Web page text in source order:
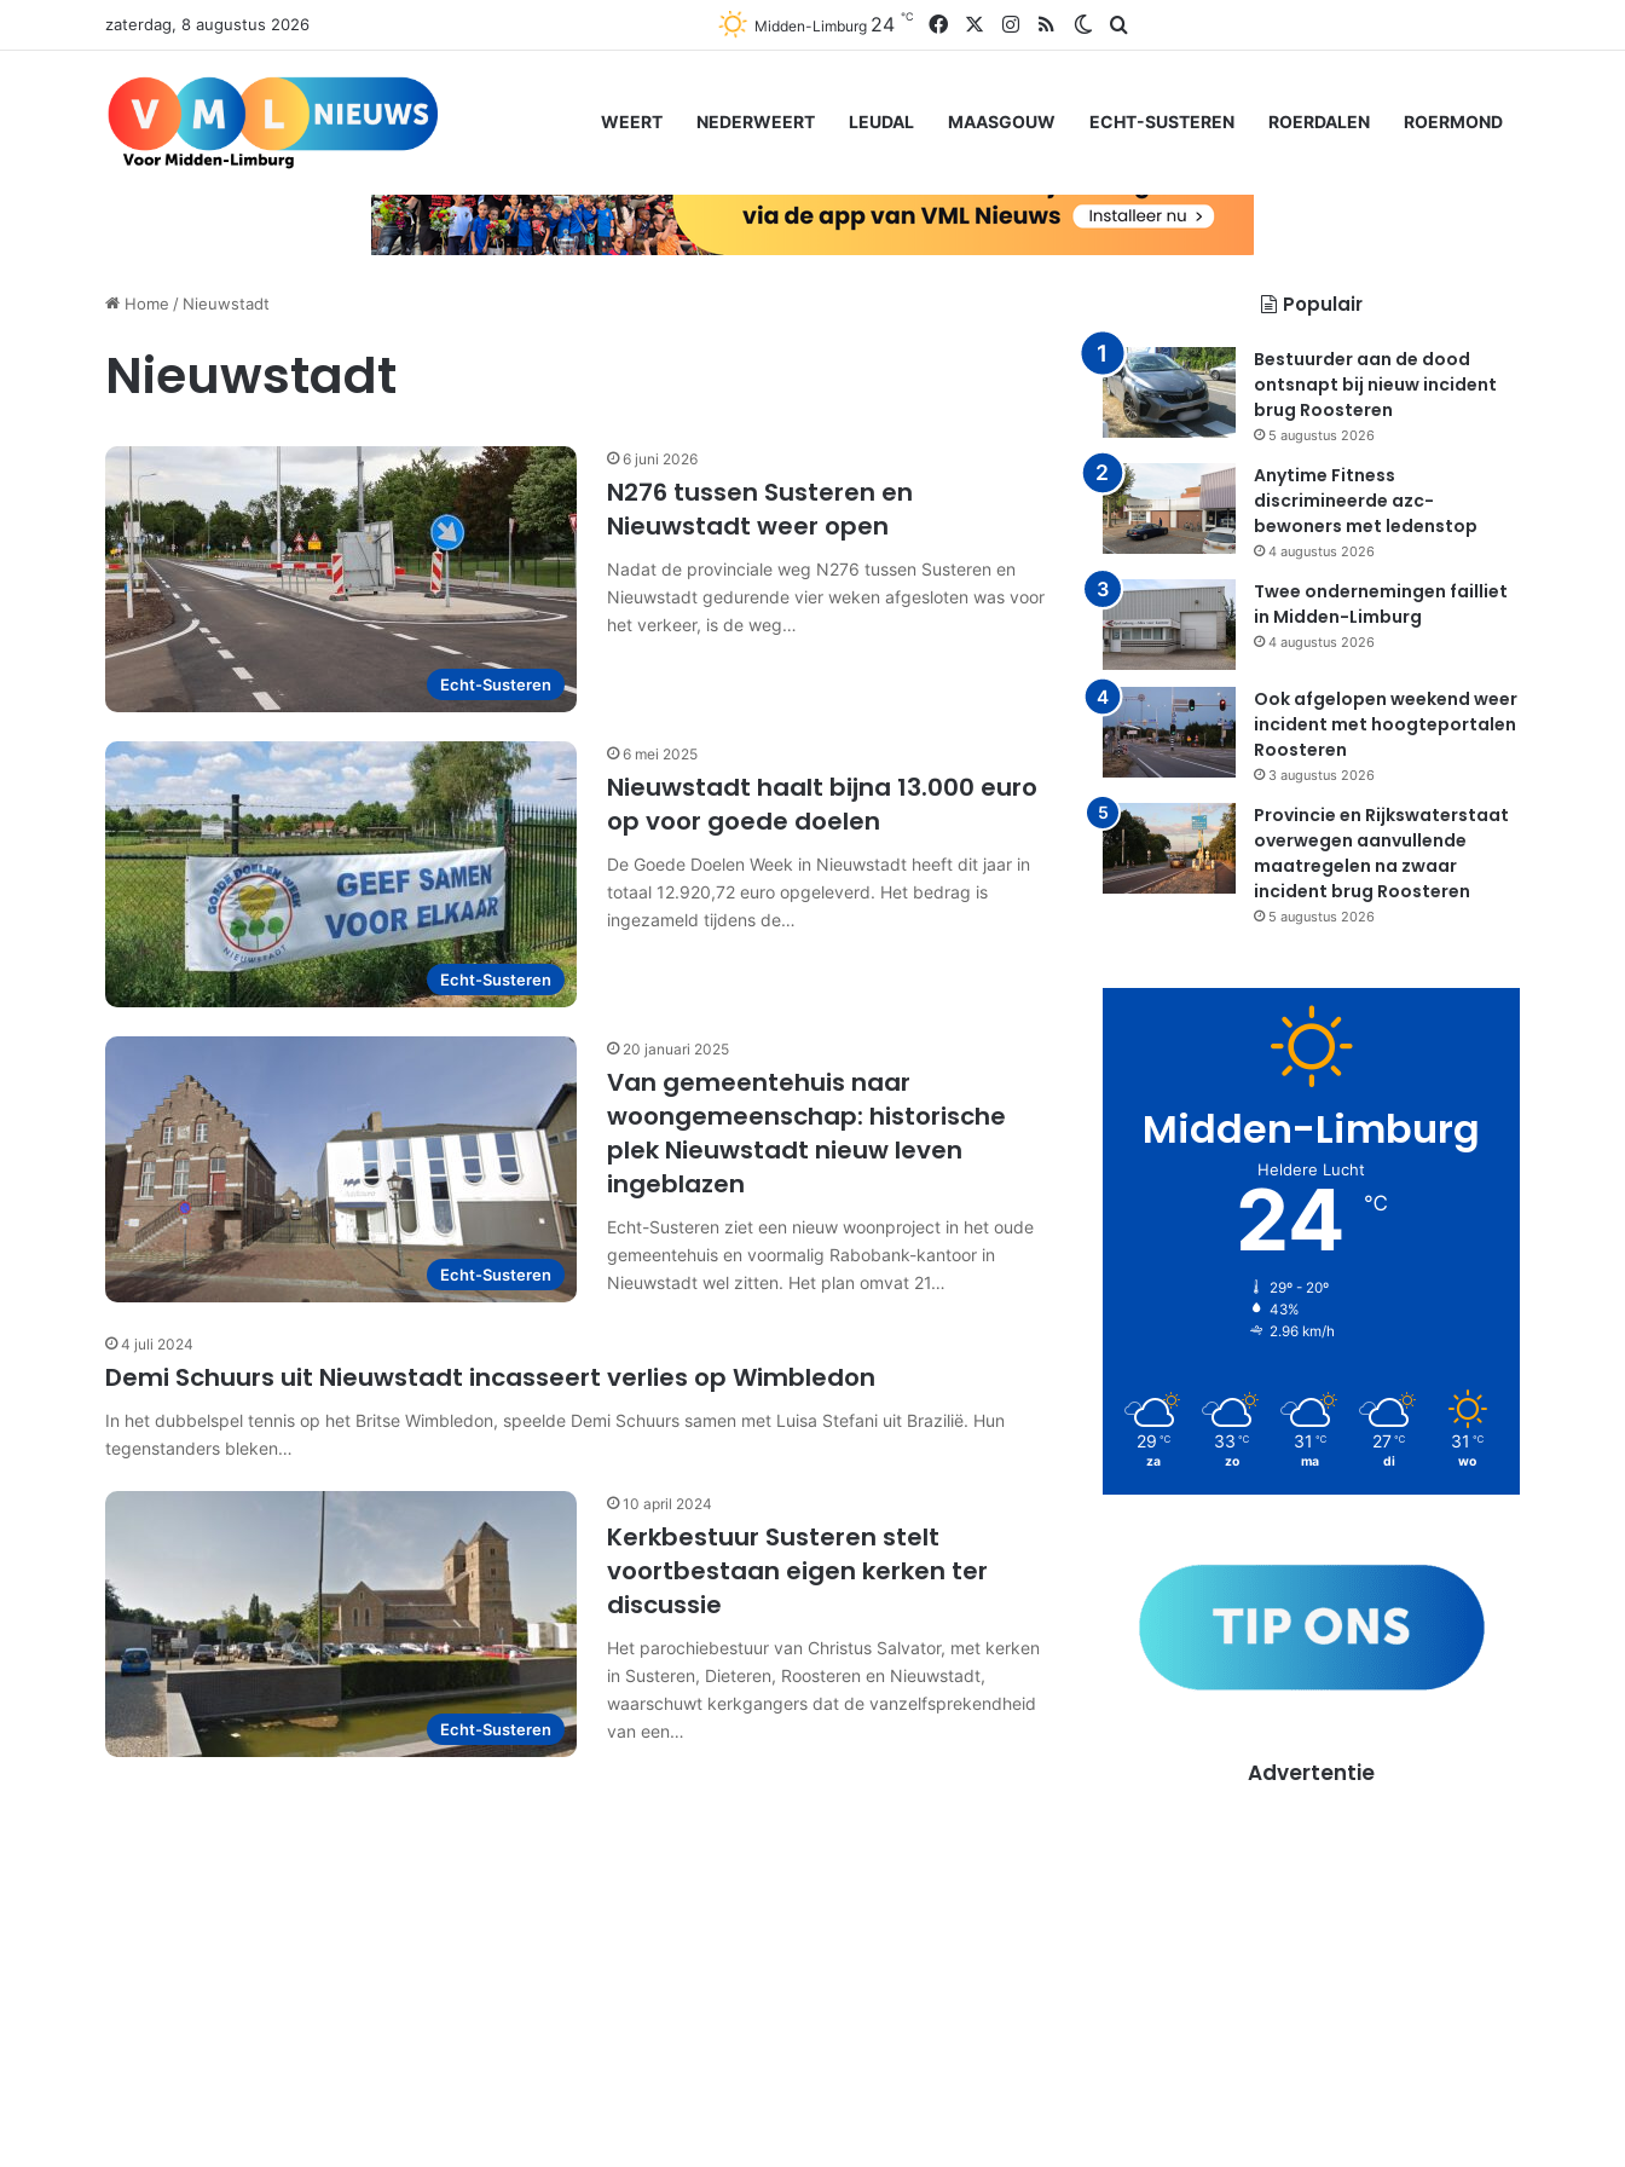
zaterdag, 8 augustus 2026 Midden-Limburg 24 ℃ FacebookInstagram
RSSSwitch skin
WEERT NEDERWEERT LEUDAL MAASGOUW ECHT-SUSTEREN ROERDALEN ROERMOND
Home / Nieuwstadt
Nieuwstadt
Echt-Susteren
6 juni 2026
N276 tussen Susteren en
Nieuwstadt weer open
Nadat de provinciale weg N276 tussen Susteren en
Nieuwstadt gedurende vier weken afgesloten was voor
het verkeer, is de weg…
Echt-Susteren
6 mei 2025
Nieuwstadt haalt bijna 13.000 euro
op voor goede doelen
De Goede Doelen Week in Nieuwstadt heeft dit jaar in
totaal 12.920,72 euro opgeleverd. Het bedrag is
ingezameld tijdens de…
Echt-Susteren
20 januari 2025
Van gemeentehuis naar
woongemeenschap: historische
plek Nieuwstadt nieuw leven
ingeblazen
Echt-Susteren ziet een nieuw woonproject in het oude
gemeentehuis en voormalig Rabobank-kantoor in
Nieuwstadt wel zitten. Het plan omvat 21…
4 juli 2024
Demi Schuurs uit Nieuwstadt incasseert verlies op Wimbledon
In het dubbelspel tennis op het Britse Wimbledon, speelde Demi Schuurs samen met Luisa Stefani uit Brazilië. Hun
tegenstanders bleken…
Echt-Susteren
10 april 2024
Kerkbestuur Susteren stelt
voortbestaan eigen kerken ter
discussie
Het parochiebestuur van Christus Salvator, met kerken
in Susteren, Dieteren, Roosteren en Nieuwstadt,
waarschuwt kerkgangers dat de vanzelfsprekendheid
van een…
Populair
Bestuurder aan de dood
ontsnapt bij nieuw incident
brug Roosteren
5 augustus 2026
Anytime Fitness
discrimineerde azc-
bewoners met ledenstop
4 augustus 2026
Twee ondernemingen failliet
in Midden-Limburg
4 augustus 2026
Ook afgelopen weekend weer
incident met hoogteportalen
Roosteren
3 augustus 2026
Provincie en Rijkswaterstaat
overwegen aanvullende
maatregelen na zwaar
incident brug Roosteren
5 augustus 2026
Midden-Limburg
Heldere Lucht
24 ℃
29º - 20º
43%
2.96 km/h
29 ℃
za
33 ℃
zo
31 ℃
ma
27 ℃
di
31 ℃
wo
Advertentie